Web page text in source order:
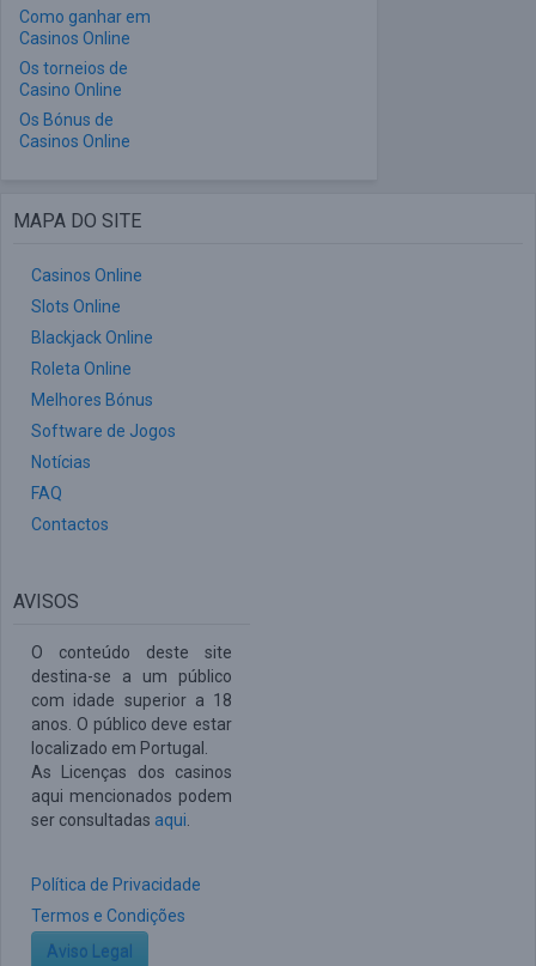
Como ganhar em
Casinos Online
Os torneios de
Casino Online
Os Bónus de
Casinos Online
MAPA DO SITE
Casinos Online
Slots Online
Blackjack Online
Roleta Online
Melhores Bónus
Software de Jogos
Notícias
FAQ
Contactos
AVISOS
O conteúdo deste site
destina-se a um público
com idade superior a 18
anos. O público deve estar
localizado em Portugal.
As Licenças dos casinos
aqui mencionados podem
ser consultadas aqui
Política de Privacidade
Termos e Condições
Aviso Legal